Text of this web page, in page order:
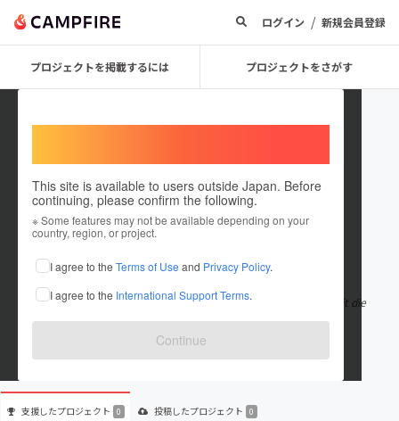
ログイン / 新規会員登録
プロジェクトを掲載するには プロジェクトをさがす
This site is available to users outside Japan. Before
continuing, please confirm the following.
※ Some features may not be available depending on your
country, region, or project.
I agree to the Terms of Use and Privacy Policy.
I agree to the International Support Terms.
Continue
Jack Stark
在住国：未設定
出身国：未設定
RandM Tornado 20000 is een wegwerpvape met hoge capaciteit die
een soepele en consistente もっと見る
支援したプロジェクト 0 投稿したプロジェクト 0